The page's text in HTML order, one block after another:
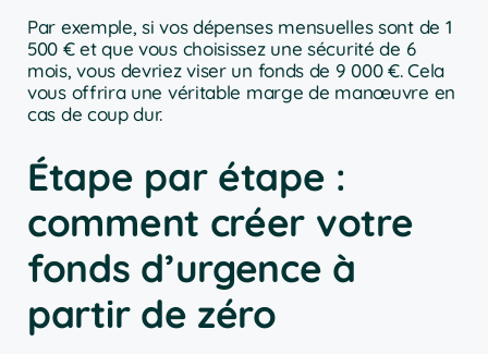
Par exemple, si vos dépenses mensuelles sont de 1
500 € et que vous choisissez une sécurité de 6
mois, vous devriez viser un fonds de 9 000 €. Cela
vous offrira une véritable marge de manœuvre en
cas de coup dur.
Étape par étape :
comment créer votre
fonds d’urgence à
partir de zéro